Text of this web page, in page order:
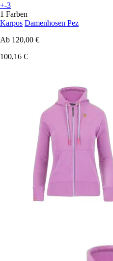
+-3
1 Farben
Karpos Damenhosen Pez
Ab 120,00 €
100,16 €